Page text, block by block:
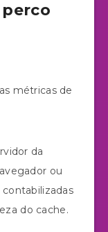
métricas de
da
ou
do cache.